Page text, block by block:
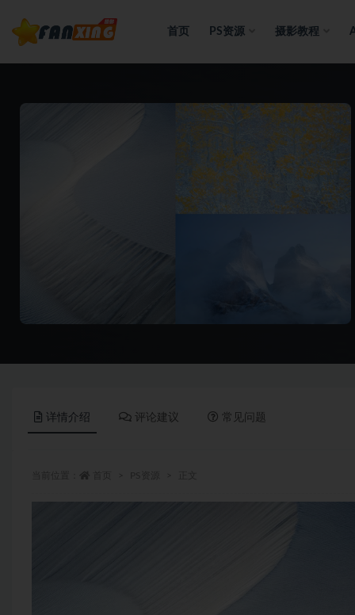
首页 PS资源 摄影教程
详情介绍 评论建议 常见问题